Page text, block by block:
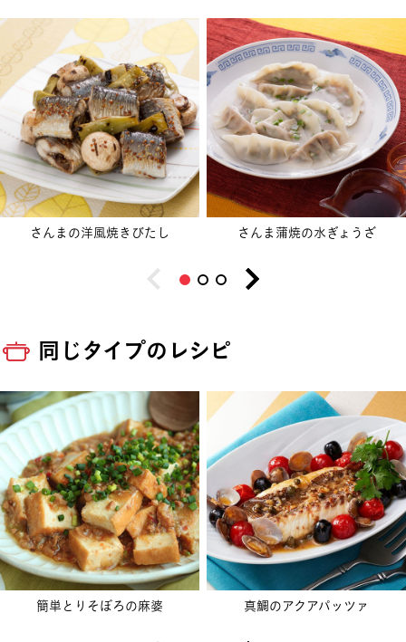
さんまの洋風焼きびたし さんま蒲焼の水ぎょうざ
同じタイプのレシピ
簡単とりそぼろの麻婆 真鯛のアクアパッツァ